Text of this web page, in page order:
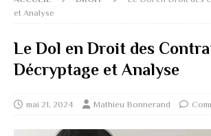
et Analyse
Le Dol en Droit des
Décryptage et Analyse
mai 21, 2024 Mathieu Bonnerand